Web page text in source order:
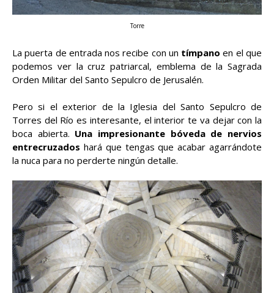
Torre
La puerta de entrada nos recibe con un tímpano en el que
podemos ver la cruz patriarcal, emblema de la Sagrada
Orden Militar del Santo Sepulcro de Jerusalén.
Pero si el exterior de la Iglesia del Santo Sepulcro de
Torres del Río es interesante, el interior te va dejar con la
boca abierta. Una impresionante bóveda de nervios
entrecruzados hará que tengas que acabar agarrándote
la nuca para no perderte ningún detalle.